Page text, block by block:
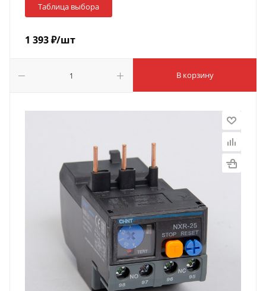
Таблица выбора
1 393₽/шт
В корзину